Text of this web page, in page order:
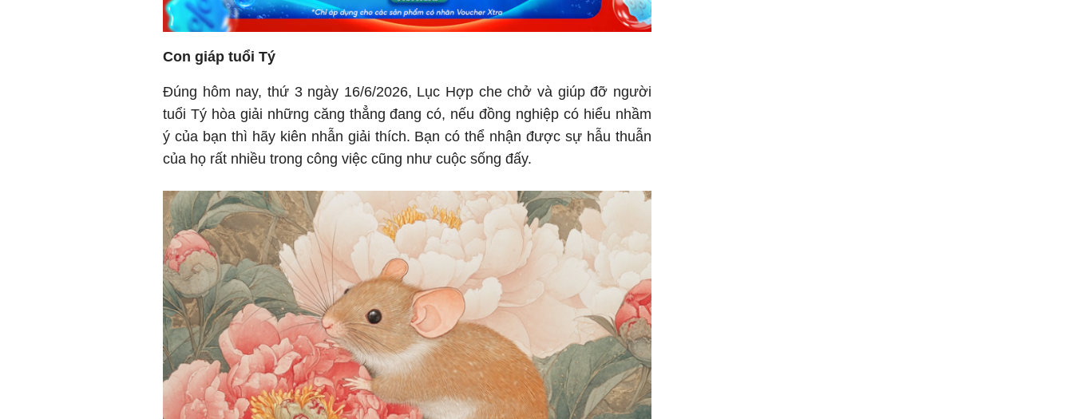
Con giáp tuổi Tý
Đúng hôm nay, thứ 3 ngày 16/6/2026, Lục Hợp che chở và giúp đỡ người
tuổi Tý hòa giải những căng thẳng đang có, nếu đồng nghiệp có hiểu nhầm
ý của bạn thì hãy kiên nhẫn giải thích. Bạn có thể nhận được sự hẫu thuẫn
của họ rất nhiều trong công việc cũng như cuộc sống đấy.